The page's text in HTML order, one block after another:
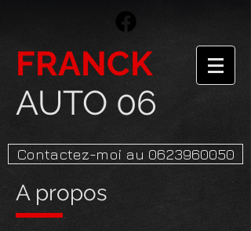
FRANCK
AUTO 06
Contactez-moi au 0623960050
A propos